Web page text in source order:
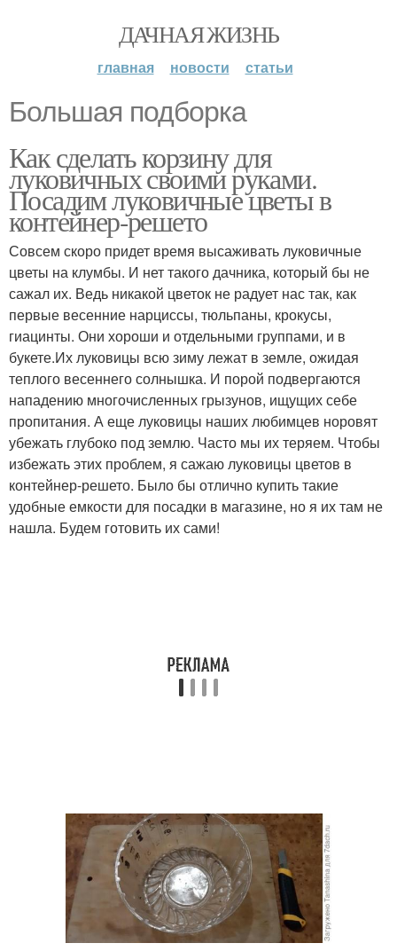
ДАЧНАЯ ЖИЗНЬ
главная новости статьи
Большая подборка
Как сделать корзину для
луковичных своими руками.
Посадим луковичные цветы в
контейнер-решето
Совсем скоро придет время высаживать луковичные
цветы на клумбы. И нет такого дачника, который бы не
сажал их. Ведь никакой цветок не радует нас так, как
первые весенние нарциссы, тюльпаны, крокусы,
гиацинты. Они хороши и отдельными группами, и в
букете.Их луковицы всю зиму лежат в земле, ожидая
теплого весеннего солнышка. И порой подвергаются
нападению многочисленных грызунов, ищущих себе
пропитания. А еще луковицы наших любимцев норовят
убежать глубоко под землю. Часто мы их теряем. Чтобы
избежать этих проблем, я сажаю луковицы цветов в
контейнер-решето. Было бы отлично купить такие
удобные емкости для посадки в магазине, но я их там не
нашла. Будем готовить их сами!